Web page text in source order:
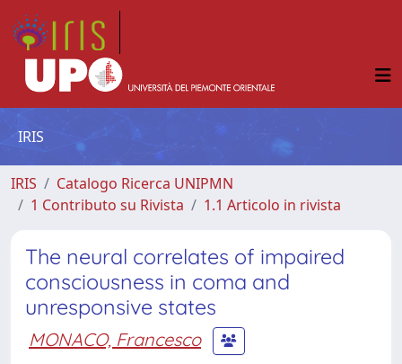
IRIS
IRIS
Catalogo Ricerca UNIPMN
1 Contributo su Rivista
1.1 Articolo in rivista
The neural correlates of impaired
consciousness in coma and
unresponsive states
MONACO, Francesco